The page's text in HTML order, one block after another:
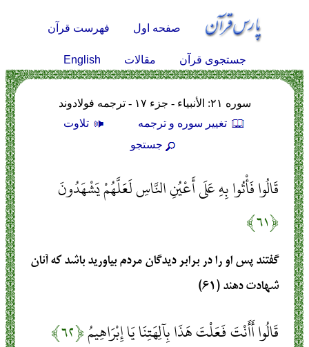
صفحه اول فهرست قرآن
جستجوی قرآن مقالات English
سوره ۲۱: الأنبياء - جزء ۱۷ - ترجمه فولادوند
تغيير سوره و ترجمه
تلاوت
جستجو
قَالُوا فَأْتُوا بِهِ عَلَى أَعْيُنِ النَّاسِ لَعَلَّهُمْ يَشْهَدُونَ
﴿۶۱﴾
گفتند پس او را در برابر ديدگان مردم بياوريد باشد كه آنان
شهادت دهند (۶۱)
قَالُوا أَأَنْتَ فَعَلْتَ هَذَا بِآلِهَتِنَا يَا إِبْرَاهِيمُ﴿۶۲﴾